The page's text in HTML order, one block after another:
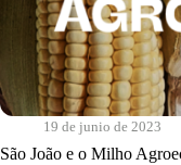
19 de junio de 2023
São João e o Milho